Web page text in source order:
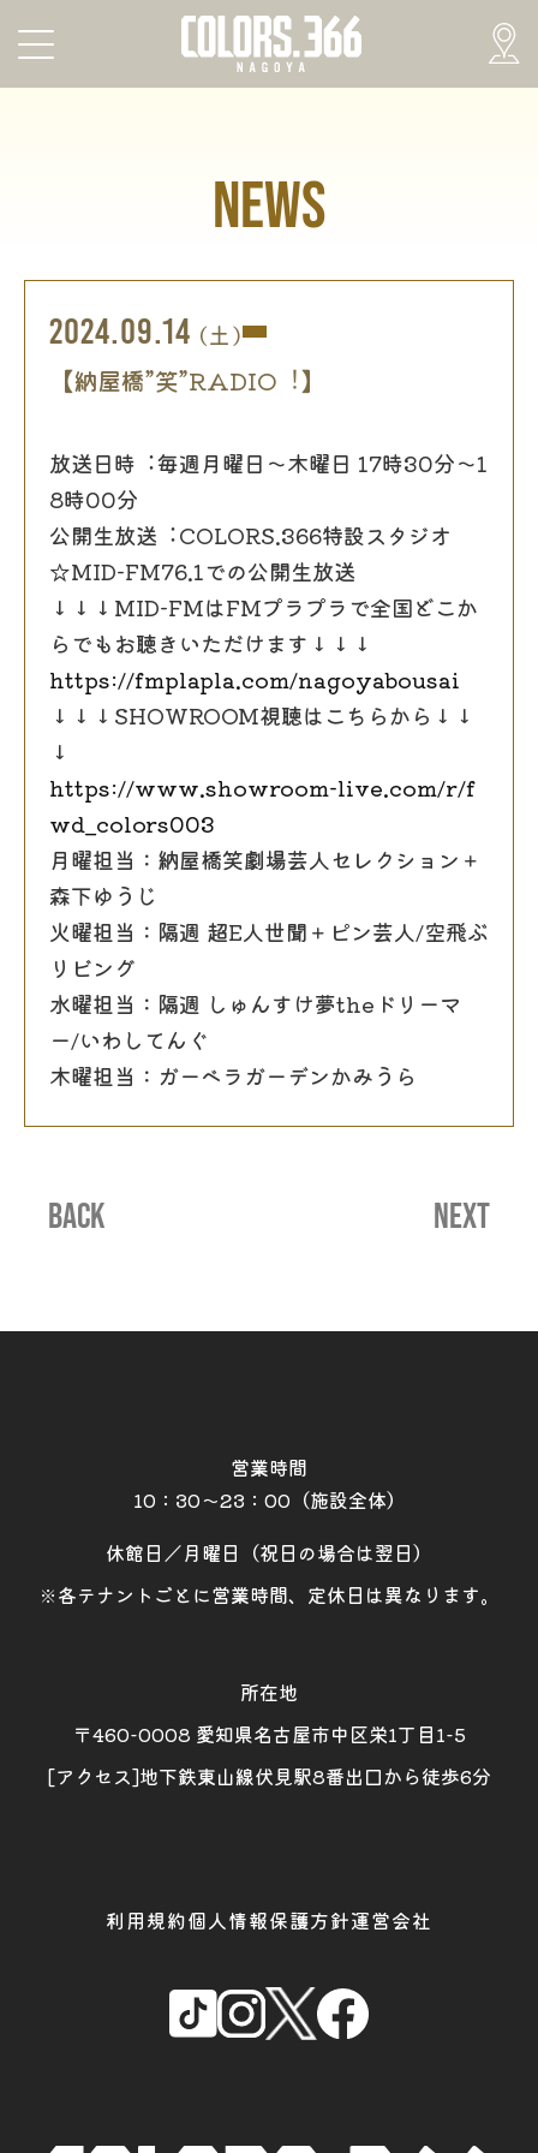
NEWS
2024.09.14 (土)
【納屋橋”笑”RADIO︕】
放送⽇時︓毎週⽉曜⽇〜⽊曜⽇ 17時30分〜1
8時00分
公開⽣放送︓COLORS.366特設スタジオ
☆MID-FM76.1での公開生放送
↓↓↓MID-FMはFMプラプラで全国どこか
らでもお聴きいただけます↓↓↓
https://fmplapla.com/nagoyabousai
↓↓↓SHOWROOM視聴はこちらから↓↓
↓
https://www.showroom-live.com/r/f
wd_colors003
月曜担当：納屋橋笑劇場芸人セレクション＋
森下ゆうじ
火曜担当：隔週 超E人世聞＋ピン芸人/空飛ぶ
リビング
水曜担当：隔週 しゅんすけ夢theドリーマ
ー/いわしてんぐ
木曜担当：ガーベラガーデンかみうら
BACK NEXT
営業時間
10：30～23：00（施設全体）
休館日／月曜日（祝日の場合は翌日）
※各テナントごとに営業時間、定休日は異なります。
所在地
〒460-0008 愛知県名古屋市中区栄1丁目1-5
[アクセス]地下鉄東山線伏見駅8番出口から徒歩6分
利用規約個人情報保護方針運営会社